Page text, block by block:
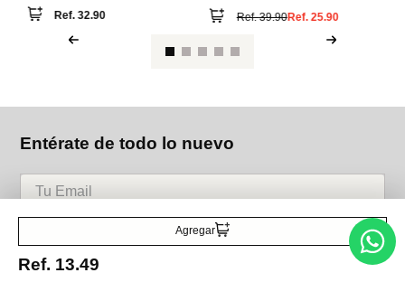
Agregar
Ref. 13.49
Ref.32.90 Ref.39.90Ref.25.90
Entérate de todo lo nuevo
Acepto la política de tratamiento de datos personales Suscribirse